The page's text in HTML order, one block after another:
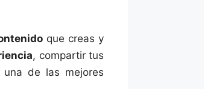
que creas y
, compartir tus
de las mejores